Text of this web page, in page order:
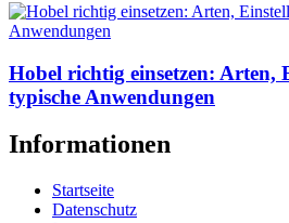
Hobel richtig einsetzen: Arten,
typische Anwendungen
Informationen
Startseite
Datenschutz